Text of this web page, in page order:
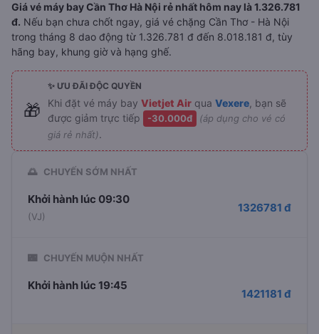
Giá vé máy bay Cần Thơ Hà Nội rẻ nhất hôm nay là 1.326.781
đ. Nếu bạn chưa chốt ngay, giá vé chặng Cần Thơ - Hà Nội
trong tháng 8 dao động từ 1.326.781 đ đến 8.018.181 đ, tùy
hãng bay, khung giờ và hạng ghế.
🎁
✨ ƯU ĐÃI ĐỘC QUYỀN
Khi đặt vé máy bay Vietjet Air qua Vexere , bạn sẽ
được giảm trực tiếp
-30.000đ
(áp dụng cho vé có
giá rẻ nhất).
🌅 CHUYẾN SỚM NHẤT
Khởi hành lúc 09:30
(VJ)
1326781 đ
🌃 CHUYẾN MUỘN NHẤT
Khởi hành lúc 19:45
1421181 đ